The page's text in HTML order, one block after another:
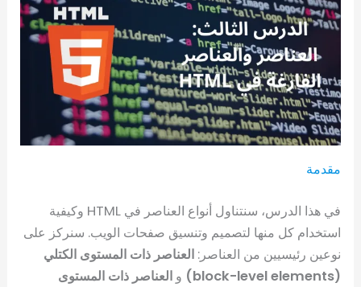
مقدمة
في هذا الدرس، سنتناول أنواع العناصر في HTML وكيفية
استخدام كل منها لتصميم وتنسيق صفحات الويب. سنركز على
نوعين رئيسيين من العناصر:العناصر ذات المستوى الكتلي
(block-level elements)
والعناصر ذات المستوى